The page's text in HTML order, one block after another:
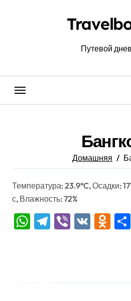
Путевой
Домашняя
Температура: 23.9°C, Осадки:
с, Влажность: 72%
WhatsApp
Telegram
Viber
VK